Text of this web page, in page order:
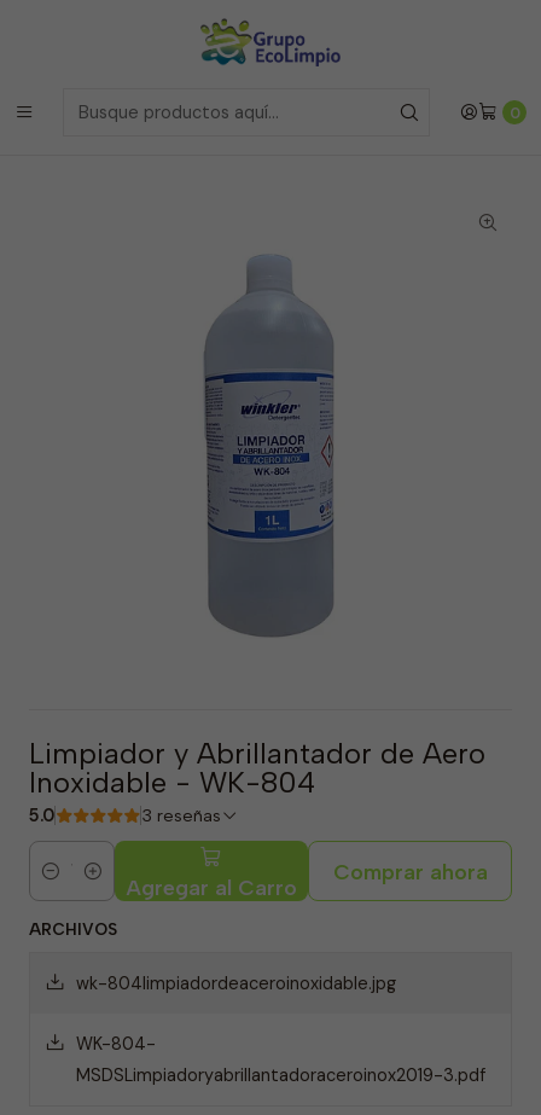
0
Envíos a la Region Metropolitana
compras antes de las 12 del medio día de
Envíos a todo Chilea traves de Bluexpress
Inicio Línea Restaurantes
Limpiador y Abrillantador de Aero Inoxidable - WK-804
Limpiador y Abrillantador de Aero
Inoxidable - WK-804
5.0 3 reseñas
Cantidad Agregar al Carro
Comprar ahora
ARCHIVOS
wk-804limpiadordeaceroinoxidable.jpg
WK-804-
MSDSLimpiadoryabrillantadoraceroinox2019-3.pdf